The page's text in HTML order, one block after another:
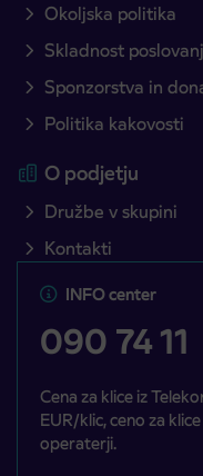
Okoljska politika
Skladnost
Sponzorstva in
Politika kakovosti
O podjetju
Družbe v skupini
Kontakti
INFO center
090 74 11
Cena za klice iz
EUR/klic, ceno za
operaterji.